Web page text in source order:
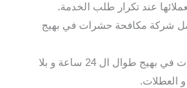
عند تكرار طلب الخدمة.
شركة مكافحة حشرات في بهيج
تعمل شركة مكافحة حشرات في بهيج طوال ال 24 ساعة و بلا
العطلات.